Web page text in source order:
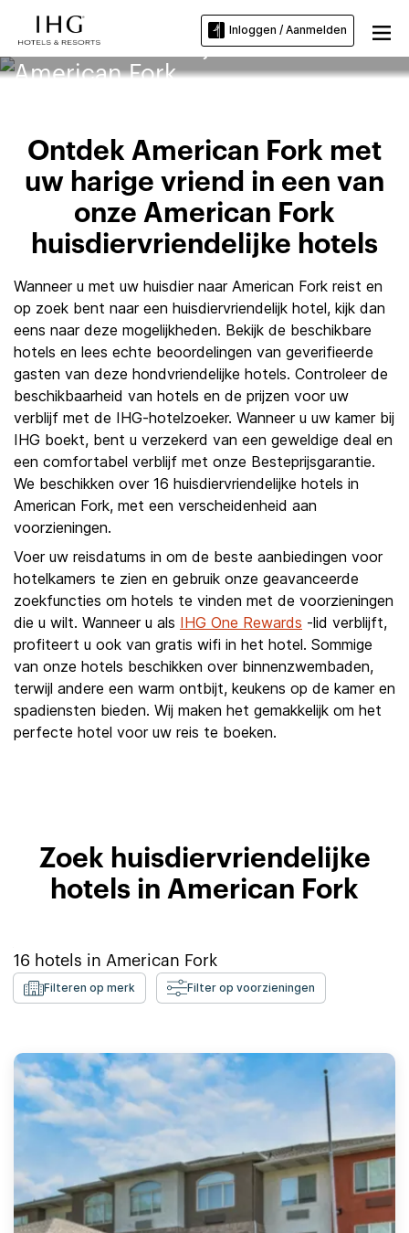
Inloggen / Aanmelden
Huisdiervriendelijke hotels in
American Fork
Ontdek American Fork met
uw harige vriend in een van
onze American Fork
huisdiervriendelijke hotels
Wanneer u met uw huisdier naar American Fork reist en
op zoek bent naar een huisdiervriendelijk hotel, kijk dan
eens naar deze mogelijkheden. Bekijk de beschikbare
hotels en lees echte beoordelingen van geverifieerde
gasten van deze hondvriendelijke hotels. Controleer de
beschikbaarheid van hotels en de prijzen voor uw
verblijf met de IHG-hotelzoeker. Wanneer u uw kamer bij
IHG boekt, bent u verzekerd van een geweldige deal en
een comfortabel verblijf met onze Besteprijsgarantie.
We beschikken over 16 huisdiervriendelijke hotels in
American Fork, met een verscheidenheid aan
voorzieningen.
Voer uw reisdatums in om de beste aanbiedingen voor
hotelkamers te zien en gebruik onze geavanceerde
zoekfuncties om hotels te vinden met de voorzieningen
die u wilt. Wanneer u als IHG One Rewards -lid verblijft,
profiteert u ook van gratis wifi in het hotel. Sommige
van onze hotels beschikken over binnenzwembaden,
terwijl andere een warm ontbijt, keukens op de kamer en
spadiensten bieden. Wij maken het gemakkelijk om het
perfecte hotel voor uw reis te boeken.
Zoek huisdiervriendelijke
hotels in American Fork
16 hotels in American Fork
Filteren op merk Filter op voorzieningen